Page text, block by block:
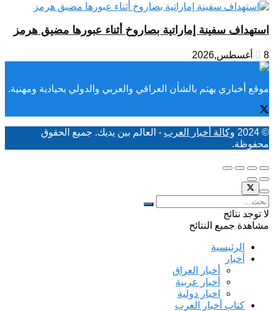
استهداف سفينة إماراتية بصاروخ أثناء عبورها مضيق هرمز
8 أغسطس,2026
موقع أخباري يهتم بالشأن العراقي والعربي والدولي بحيادية ومهنية.
© 2024 وكالة أخبار العرب - العالم بين يديك. جميع الحقوق
محفوظة.
لا توجد نتائج
مشاهدة جميع النتائح
الرئيسية
أخبار
أخبار العراق
أخبار عربية
اخبار دولية
كتاب أخبار العرب